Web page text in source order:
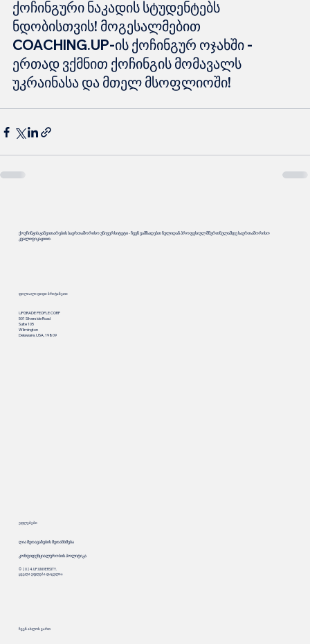
ქოჩინგური ნაკადის სტუდენტებს
ნდობისთვის! მოგესალმებით
COACHING.UP-ის ქოჩინგურ ოჯახში -
ერთად ვქმნით ქოჩინგის მომავალს
უკრაინასა და მთელ მსოფლიოში!
ქოუჩინგის განვითარების საერთაშორისო უნივერსიტეტი - ჩვენ ვამზადებთ ნულიდან პროფესიულ მწვრთნელამდე საერთაშორისო
კვალიფიკაციით.
ფილიალი დიდი ბრიტანეთი
UPGRADE PEOPLE CORP
501 Silverside Road
Suite 105
Wilmington
Delaware, USA, 19809
უფლებები
ღია შეთავაზების შეთანხმება
კონფიდენციალურობის პოლიტიკა
© 2024. UP.UNIVERSITY.
ყველა უფლება დაცულია
ჩვენ ახლოს ვართ